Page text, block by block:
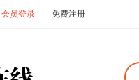
会员登录 免费注册